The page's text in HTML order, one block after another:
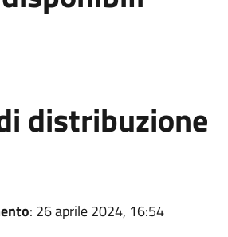
distribuzione
: 26 aprile 2024, 16:54